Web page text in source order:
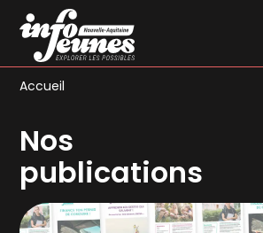
Accueil
Nos
publications